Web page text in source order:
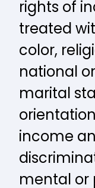
rights of
treated
color,
national
marital
income
mental or